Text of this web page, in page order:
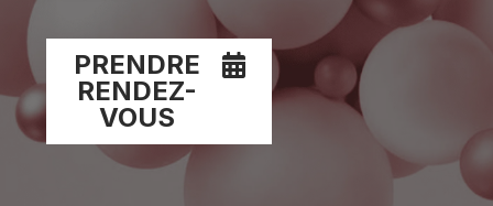
PRENDRE
RENDEZ-
VOUS